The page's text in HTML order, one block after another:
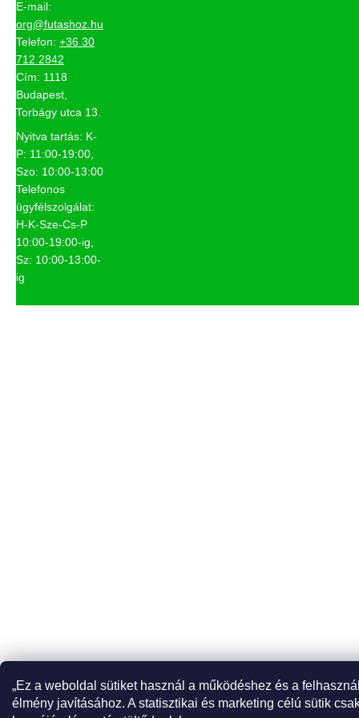
„Ez a weboldal sütiket használ a működéshez és a
élmény javításához. A statisztikai és marketing célú sütik
E-mail:
org@futashoz.hu
Telefon: +36 30
712 2842
Cím: 1118
Budapest,
Torbágy utca 13.
Nyitva tartás: K-
P: 11:00-19:00,
Szo: 10:00-13:00
Telefonos
ügyfélszolgálat:
H-K-Sze-Cs-P
10:00-19:00-ig,
Sz: 10:00-13:00-
ig